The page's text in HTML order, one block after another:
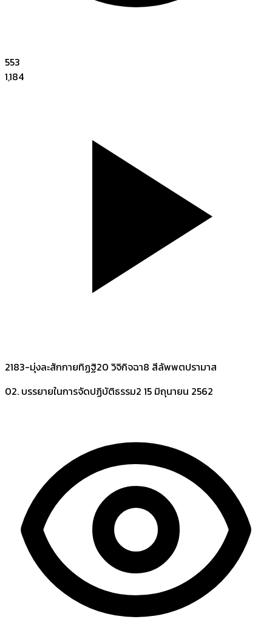
553
1,184
2183-มุ่งละสักกายทิฏฐิ20 วิจิกิจฉา8 สีลัพพตปรามาส
02. บรรยายในการจัดปฏิบัติธรรม2 15 มิถุนายน 2562